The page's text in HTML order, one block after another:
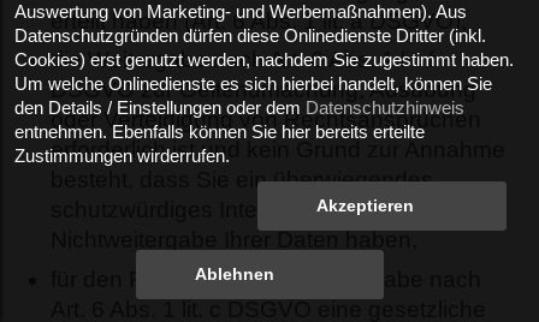
erteilt haben (Art. 6 Abs. 1 lit. a DSGVO),
die Weitergabe nach Art. 6 Abs. 1 lit. f
DSGVO zur Geltendmachung, Ausübung
oder Verteidigung von Rechtsansprüchen
erforderlich ist und kein Grund zur Annahme
besteht, dass Sie ein überwiegendes
schutzwürdiges Interesse an der
für den Fall, dass für die Weitergabe nach
Auswertung von Marketing- und Werbemaßnahmen). Aus
Datenschutzgründen dürfen diese Onlinedienste Dritter (inkl.
Cookies) erst genutzt werden, nachdem Sie zugestimmt haben.
Um welche Onlinedienste es sich hierbei handelt, können Sie
den Details / Einstellungen oder dem Datenschutzhinweis
entnehmen. Ebenfalls können Sie hier bereits erteilte
Zustimmungen wirderrufen.